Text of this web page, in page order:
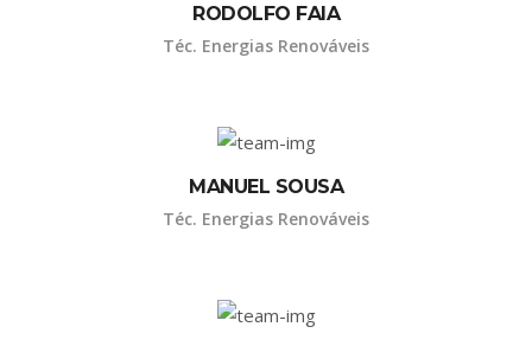
RODOLFO FAIA
Téc. Energias Renováveis
MANUEL SOUSA
Téc. Energias Renováveis